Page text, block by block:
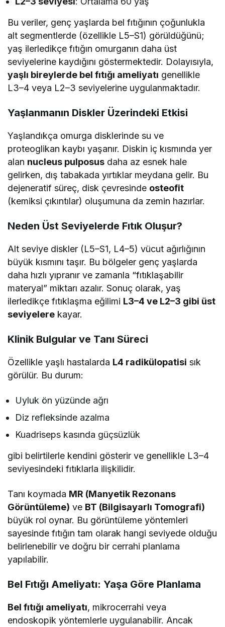
Bu veriler, genç yaşlarda bel fıtığının çoğunlukla
alt segmentlerde (özellikle L5–S1) görüldüğünü;
yaş ilerledikçe fıtığın omurganın daha üst
seviyelerine kaydığını göstermektedir. Dolayısıyla,
yaşlı bireylerde bel fıtığı ameliyatı genellikle
L3–4 veya L2–3 seviyelerine uygulanmaktadır.
Yaşlanmanın Diskler Üzerindeki Etkisi
Yaşlandıkça omurga disklerinde su ve
proteoglikan kaybı yaşanır. Diskin iç kısmında yer
alan nucleus pulposus daha az esnek hale
gelirken, dış tabakada yırtıklar meydana gelir. Bu
dejeneratif süreç, disk çevresinde osteofit
(kemiksi çıkıntılar) oluşumuna da zemin hazırlar.
Neden Üst Seviyelerde Fıtık Oluşur?
Alt seviye diskler (L5–S1, L4–5) vücut ağırlığının
büyük kısmını taşır. Bu bölgeler genç yaşlarda
daha hızlı yıpranır ve zamanla “fıtıklaşabilir
materyal” miktarı azalır. Sonuç olarak, yaş
ilerledikçe fıtıklaşma eğilimi L3–4 ve L2–3 gibi üst
seviyelere kayar.
Klinik Bulgular ve Tanı Süreci
Özellikle yaşlı hastalarda L4 radikülopatisi sık
görülür. Bu durum:
Uyluk ön yüzünde ağrı
Diz refleksinde azalma
Kuadriseps kasında güçsüzlük
gibi belirtilerle kendini gösterir ve genellikle L3–4
seviyesindeki fıtıklarla ilişkilidir.
Tanı koymada MR (Manyetik Rezonans
Görüntüleme) ve BT (Bilgisayarlı Tomografi)
büyük rol oynar. Bu görüntüleme yöntemleri
sayesinde fıtığın tam olarak hangi seviyede olduğu
belirlenebilir ve doğru bir cerrahi planlama
yapılabilir.
Bel Fıtığı Ameliyatı: Yaşa Göre Planlama
Bel fıtığı ameliyatı, mikrocerrahi veya
endoskopik yöntemlerle uygulanabilir. Ancak